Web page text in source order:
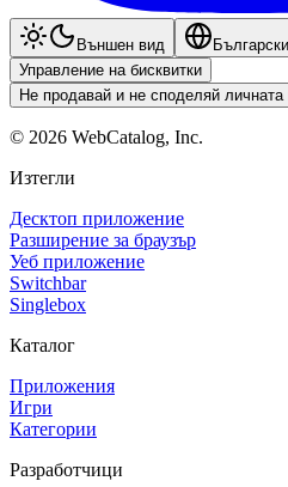
Външен вид
Български
Управление на бисквитки
Не продавай и не споделяй
© 2026 WebCatalog, Inc.
Изтегли
Десктоп приложение
Разширение за браузър
Уеб приложение
Switchbar
Singlebox
Каталог
Приложения
Игри
Категории
Разработчици